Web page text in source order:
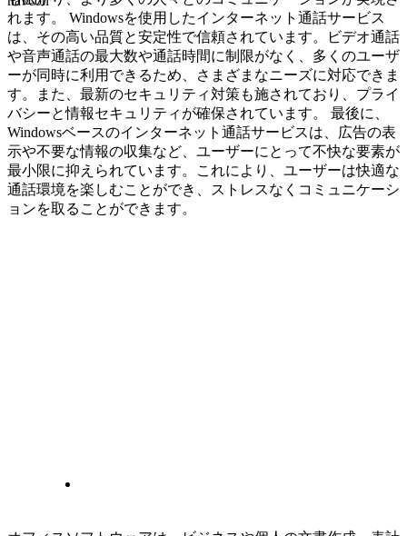
れます。 Windowsを使用したインターネット通話サービス
は、その高い品質と安定性で信頼されています。ビデオ通話
や音声通話の最大数や通話時間に制限がなく、多くのユーザ
ーが同時に利用できるため、さまざまなニーズに対応できま
す。また、最新のセキュリティ対策も施されており、プライ
バシーと情報セキュリティが確保されています。 最後に、
Windowsベースのインターネット通話サービスは、広告の表
示や不要な情報の収集など、ユーザーにとって不快な要素が
最小限に抑えられています。これにより、ユーザーは快適な
通話環境を楽しむことができ、ストレスなくコミュニケーシ
ョンを取ることができます。